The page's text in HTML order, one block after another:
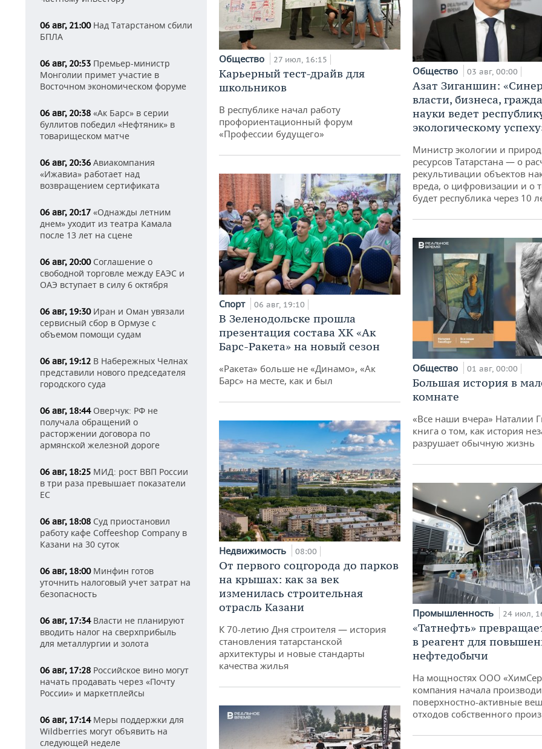
06 авг, 21:00Над Татарстаном сбили
БПЛА
06 авг, 20:53 Премьер-министр
Монголии примет участие в
Восточном экономическом форуме
06 авг, 20:38 «Ак Барс» в серии
буллитов победил «Нефтяник» в
товарищеском матче
06 авг, 20:36 Авиакомпания
«Ижавиа» работает над
возвращением сертификата
06 авг, 20:17 «Однажды летним
днем» уходит из театра Камала
после 13 лет на сцене
06 авг, 20:00Соглашение о
свободной торговле между ЕАЭС и
ОАЭ вступает в силу 6 октября
06 авг, 19:30Иран и Оман увязали
сервисный сбор в Ормузе с
объемом помощи судам
06 авг, 19:12 В Набережных Челнах
представили нового председателя
городского суда
06 авг, 18:44Оверчук: РФ не
получала обращений о
расторжении договора по
армянской железной дороге
06 авг, 18:25 МИД: рост ВВП России
в три раза превышает показатели
ЕС
06 авг, 18:08 Суд приостановил
работу кафе Coffeeshop Company в
Казани на 30 суток
06 авг, 18:00Минфин готов
уточнить налоговый учет затрат на
безопасность
06 авг, 17:34Власти не планируют
вводить налог на сверхприбыль
для металлургии и золота
06 авг, 17:28 Российское вино могут
начать продавать через «Почту
России» и маркетплейсы
06 авг, 17:14Меры поддержки для
Wildberries могут объявить на
следующей неделе
Общество 27 июл, 16:15
Карьерный тест-драйв для
школьников
В республике начал работу
профориентационный форум
«Профессии будущего»
Спорт 06 авг, 19:10
В Зеленодольске прошла
презентация состава ХК «Ак
Барс-Ракета» на новый сезон
«Ракета» больше не «Динамо», «Ак
Барс» на месте, как и был
Недвижимость 08:00
От первого соцгорода до парков
на крышах: как за век
изменилась строительная
отрасль Казани
К 70-летию Дня строителя — история
становления татарстанской
архитектуры и новые стандарты
качества жилья
Общество 03 авг, 00:00
Азат Зиганшин:
власти, бизнеса,
науки ведет
экологическому
Министр экологии и
ресурсов Татарстана — о
рекультивации объектов
вреда, о цифровизации и о
будет республика через 10
Общество 01 авг, 00:00
Большая история в
комнате
«Все наши вчера» Наталии
книга о том, как история
разрушает обычную жизнь
Промышленность 24 июл,
«Татнефть»
в реагент для
нефтедобычи
На мощностях ООО
компания начала
поверхностно-активные
отходов собственного